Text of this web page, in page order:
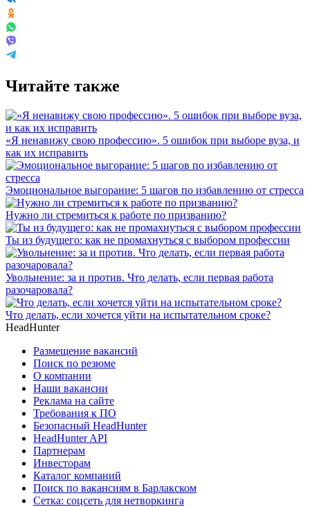
Читайте также
«Я ненавижу свою профессию». 5 ошибок при выборе вуза, и
как их исправить
Эмоциональное выгорание: 5 шагов по избавлению от стресса
Нужно ли стремиться к работе по призванию?
Ты из будущего: как не промахнуться с выбором профессии
Увольнение: за и против. Что делать, если первая работа
разочаровала?
Что делать, если хочется уйти на испытательном сроке?
HeadHunter
Размещение вакансий
Поиск по резюме
О компании
Наши вакансии
Реклама на сайте
Требования к ПО
Безопасный HeadHunter
HeadHunter API
Партнерам
Инвесторам
Каталог компаний
Поиск по вакансиям в Барлакском
Сетка: соцсеть для нетворкинга